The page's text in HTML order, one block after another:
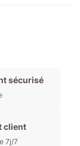
sécurisé
client
7j/7